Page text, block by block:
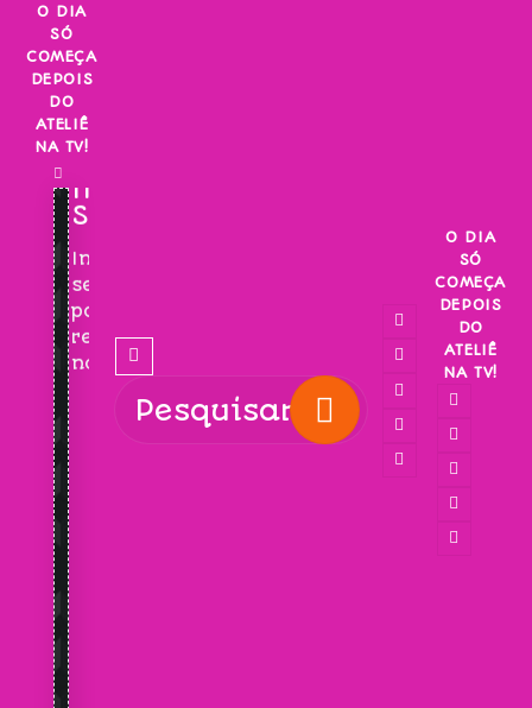
Skip
content
O DIA
SÓ
COMEÇA
DEPOIS
DO
ATELIÊ
NA TV!
INSCREVA-
SE!
Inscreva-
se
para
receber
novidades!
O DIA
SÓ
COMEÇA
DEPOIS
DO
ATELIÊ
NA TV!